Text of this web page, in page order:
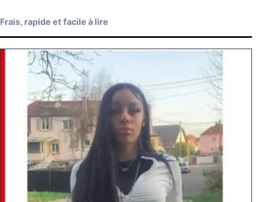
Frais, rapide et facile à lire